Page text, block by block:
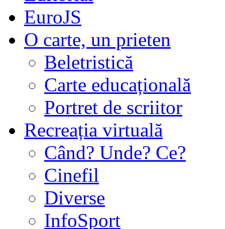
EuroJS
O carte, un prieten
Beletristică
Carte educațională
Portret de scriitor
Recreația virtuală
Când? Unde? Ce?
Cinefil
Diverse
InfoSport